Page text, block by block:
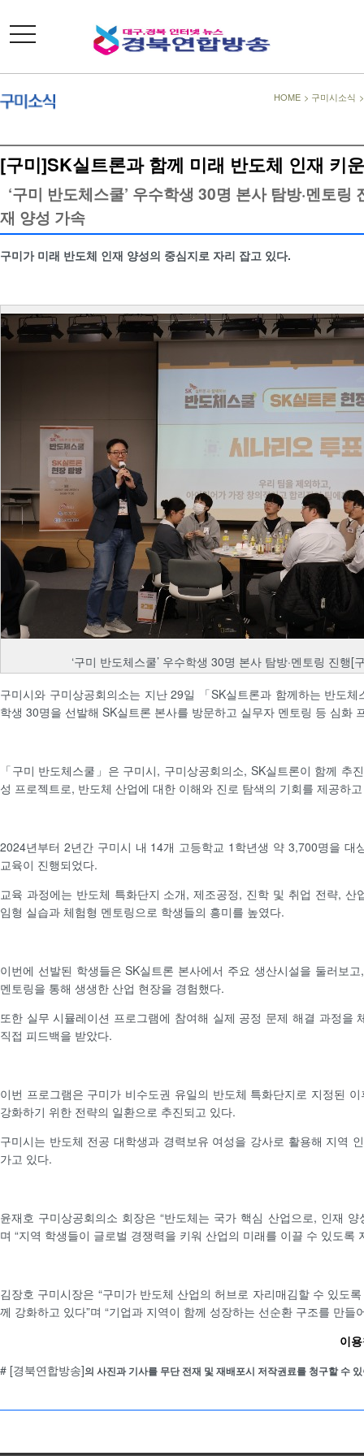
toggle
navigation
HOME > 구미시소식
[구미]SK실트론과 함께 미래 반도체 인재 키
‘구미 반도체스쿨’ 우수학생 30명 본사 탐방·멘토
재 양성 가속
구미가 미래 반도체 인재 양성의 중심지로 자리 잡고 있다.
‘구미 반도체스쿨’ 우수학생 30명 본사 탐방·멘토링 진행[
구미시와 구미상공회의소는 지난 29일 「SK실트론과 함께하는 반도
학생 30명을 선발해 SK실트론 본사를 방문하고 실무자 멘토링 등 심화
「구미 반도체스쿨」은 구미시, 구미상공회의소, SK실트론이 함께 추
성 프로젝트로, 반도체 산업에 대한 이해와 진로 탐색의 기회를 제공하
2024년부터 2년간 구미시 내 14개 고등학교 1학년생 약 3,700명을 대
교육이 진행되었다.
교육 과정에는 반도체 특화단지 소개, 제조공정, 진학 및 취업 전략, 산
임형 실습과 체험형 멘토링으로 학생들의 흥미를 높였다.
이번에 선발된 학생들은 SK실트론 본사에서 주요 생산시설을 둘러보
멘토링을 통해 생생한 산업 현장을 경험했다.
또한 실무 시뮬레이션 프로그램에 참여해 실제 공정 문제 해결 과정을
직접 피드백을 받았다.
이번 프로그램은 구미가 비수도권 유일의 반도체 특화단지로 지정된
강화하기 위한 전략의 일환으로 추진되고 있다.
구미시는 반도체 전공 대학생과 경력보유 여성을 강사로 활용해 지역
가고 있다.
윤재호 구미상공회의소 회장은 “반도체는 국가 핵심 산업으로, 인재 양
며 “지역 학생들이 글로벌 경쟁력을 키워 산업의 미래를 이끌 수 있도록
김장호 구미시장은 “구미가 반도체 산업의 허브로 자리매김할 수 있도
께 강화하고 있다”며 “기업과 지역이 함께 성장하는 선순환 구조를 만들
이
# [경북연합방송]의 사진과 기사를 무단 전재 및 재배포시 저작권료를 청구할 수